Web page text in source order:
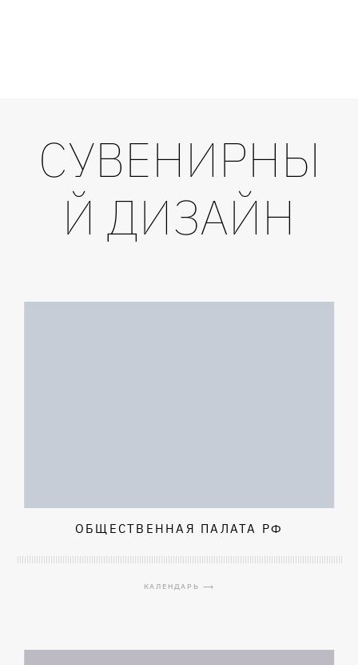
СУВЕНИРНЫ
Й ДИЗАЙН
ОБЩЕСТВЕННАЯ ПАЛАТА РФ
КАЛЕНДАРЬ ⟶